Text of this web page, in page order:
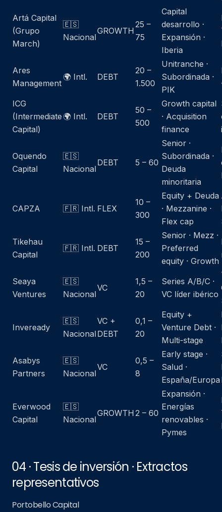
Artá Capital
(Grupo
March)
🇪🇸
Nacional
GROWTH
25 –
75
Capital
desarrollo ·
Expansión ·
Iberia
Ares
Management
🌍 Intl. DEBT
20 –
1.500
Unitranche ·
Subordinada ·
PIK
ICG
(Intermediate
Capital)
🌍 Intl. DEBT
50 –
500
Growth capital
· Acquisition
finance
Oquendo
Capital
🇪🇸
Nacional
DEBT 5 – 60
Senior ·
Subordinada ·
Deuda
minoritaria
CAPZA 🇫🇷 Intl. FLEX
10 –
300
Equity + Deuda
· Mezzanine ·
Flex cap
Tikehau
Capital
🇫🇷 Intl. DEBT
15 –
200
Senior · Mezz ·
Preferred
equity · Growth
Seaya
Ventures
🇪🇸
Nacional
VC
1,5 –
20
Series A/B/C ·
VC líder ibérico
Inveready
🇪🇸
Nacional
VC +
DEBT
0,1 –
20
Equity +
Venture Debt ·
Multi-stage
Asabys
Partners
🇪🇸
Nacional
VC
0,5 –
8
Early stage ·
Salud ·
España/Europa
Everwood
Capital
🇪🇸
Nacional
GROWTH 2 – 60
Expansión ·
Energías
renovables ·
Pymes
04 · Tesis de inversión · Extractos
representativos
Portobello Capital